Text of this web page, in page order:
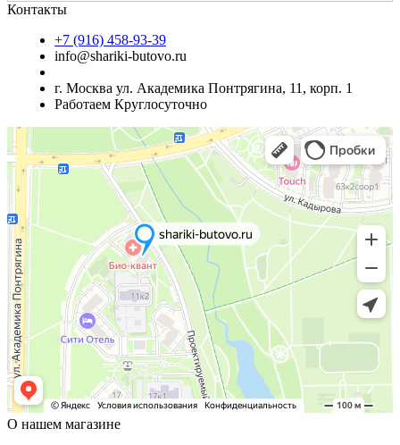
Контакты
+7 (916) 458-93-39
info@shariki-butovo.ru
г. Москва ул. Академика Понтрягина, 11, корп. 1
Работаем Круглосуточно
О нашем магазине